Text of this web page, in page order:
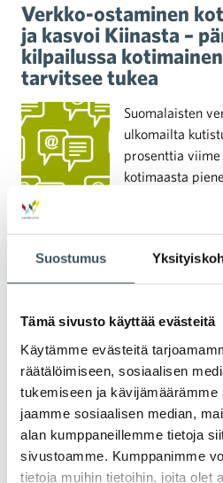
Suostumus
Tämä sivusto käyttää evästeitä
Käytämme evästeitä
räätälöimiseen, sosiaalisen
tukemiseen ja
jaamme sosiaalisen median,
alan kumppaneillemme tietoja
sivustoamme. Kumppanimme
tietoja muihin tietoihin, joita olet
Verkko-ostaminen
ja kasvoi Kiinasta –
kilpailussa
tarvitsee tukea
Suomalaisten
ulkomailta
prosenttia
kotimaasta
ulkomailta,
kiinalaisten
Sheinin, nousu.
on noussut
suomalaisten
kotimainen
saatava tukea
esimerkiksi
käyttöönottoon
19.03.2024 13:52 Uutiset